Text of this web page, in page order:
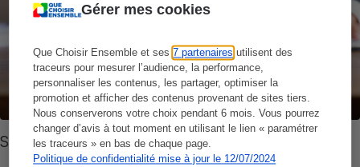
Gérer mes cookies
Que Choisir Ensemble et ses7 partenaires utilisent des
traceurs pour mesurer l’audience, la performance,
personnaliser les contenus, les partager, optimiser la
promotion et afficher des contenus provenant de sites tiers.
Nous conserverons votre choix pendant 6 mois. Vous pourrez
changer d’avis à tout moment en utilisant le lien « paramétrer
les traceurs » en bas de chaque page.
Politique de confidentialité mise à jour le 12/07/2024
Shoppydeals.fr - La gérante interdite d'exercer